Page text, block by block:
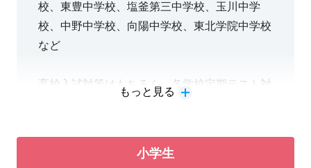
校、東豊中学校、塩釜第三中学校、玉川中学
校、中野中学校、向陽中学校、東北学院中学校
など
高校入試対策はもちろん、各学校定期テスト対
われる生徒さんが多数在籍しているので、学校
もっと見る
小学生